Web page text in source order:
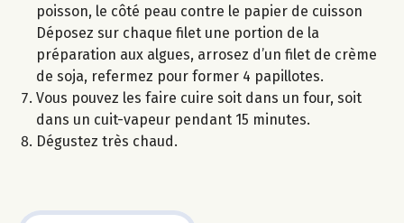
poisson, le côté peau contre le papier de cuisson
Déposez sur chaque filet une portion de la
préparation aux algues, arrosez d’un filet de crème
de soja, refermez pour former 4 papillotes.
Vous pouvez les faire cuire soit dans un four, soit
dans un cuit-vapeur pendant 15 minutes.
Dégustez très chaud.